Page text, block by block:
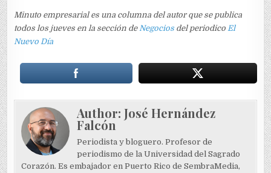
Minuto empresarial es una columna del autor que se publica
todos los jueves en la sección deNegocios del periodicoEl
Nuevo Día
Author:José Hernández
Falcón
Periodista y bloguero. Profesor de
periodismo de la Universidad del Sagrado
Corazón. Es embajador en Puerto Rico de SembraMedia,